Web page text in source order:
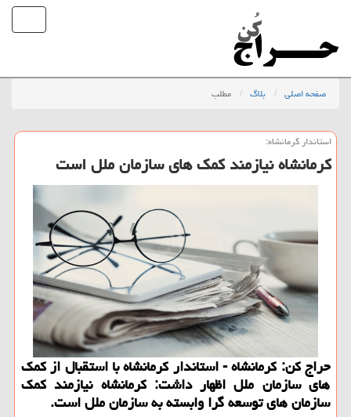
صفحه اصلی بلاگ مطلب
استاندار كرمانشاه:
كرمانشاه نیازمند كمك های سازمان ملل است
حراج كن: كرمانشاه - استاندار كرمانشاه با استقبال از كمك
های سازمان ملل اظهار داشت: كرمانشاه نیازمند كمك
سازمان های توسعه گرا وابسته به سازمان ملل است.